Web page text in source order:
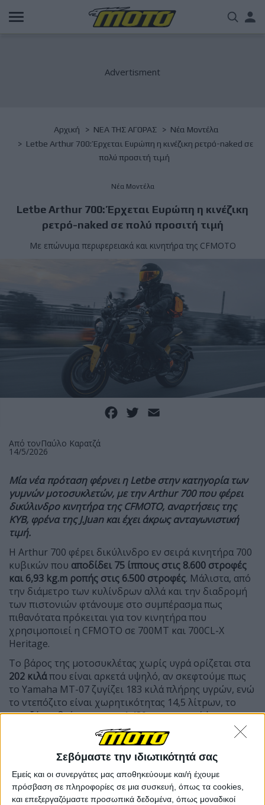
Σεβόμαστε την ιδιωτικότητά σας
Εμείς και οι συνεργάτες μας αποθηκεύουμε και/ή έχουμε
πρόσβαση σε πληροφορίες σε μια συσκευή, όπως τα cookies,
και επεξεργαζόμαστε προσωπικά δεδομένα, όπως μοναδικοί
Παράκαμψη
προς
Breadcrumb
Αρχική NΕΑ ΤΗΣ ΑΓΟΡΑΣ
Νέα Μοντέλα
Letbe Arthur 700: Έρχεται Ευρώπη η κινέζικη ρετρό-naked σε
πολύ προσιτή τιμή
Νέα Μοντέλα
Letbe Arthur 700: Έρχεται Ευρώπη η κινέζικη
ρετρό-naked σε πολύ προσιτή τιμή
Με επώνυμα περιφερειακά και κινητήρα της CFMOTO
Facebook
Twitter
Από τονΠαύλο Καρατζά
14/5/2026
Μία νέα πρόταση φέρνει ηLetbe στην κατηγορία των
γυμνών μοτοσυκλετών, με τηνArthur 700 που φέρει
δικύλινδρο κινητήρα τηςCFMOTO, αναρτήσεις της
KYB, φρένα της J.Juan και έχει άκρως ανταγωνιστική
τιμή.
Η Arthur 700 φέρει δικύλινδρο εν σειρά κινητήρα 700
κυβικών που αποδίδει 75 ίππους στις 8.600 στροφές
και 6,93 kg.m ροπής στις 6.500 στροφές. Μάλιστα, από
την διάμετρο των κυλίνδρων αλλά και την διαδρομή
των πιστονιών φτάνουμε στο συμπέρασμα πως
πιθανότατα πρόκειται για τον κινητήρα που
χρησιμοποιεί η CFMOTO σε 700MT και 700CL-X
Heritage.
Το βάρος της μοτοσυκλέτας χωρίς υγρά ορίζεται στα
202 κιλάπου είναι αρκετά υψηλό, αν σκεφτούμε πως
το Yamaha MT-07 ζυγίζει 183 κιλά πλήρης υγρών, ενώ
το ντεπόζιτο είναι χωρητικότητας 14,5 λίτρων, το
μεταξόνιο βρίσκεται στα 1.430 mm και το ύψος της